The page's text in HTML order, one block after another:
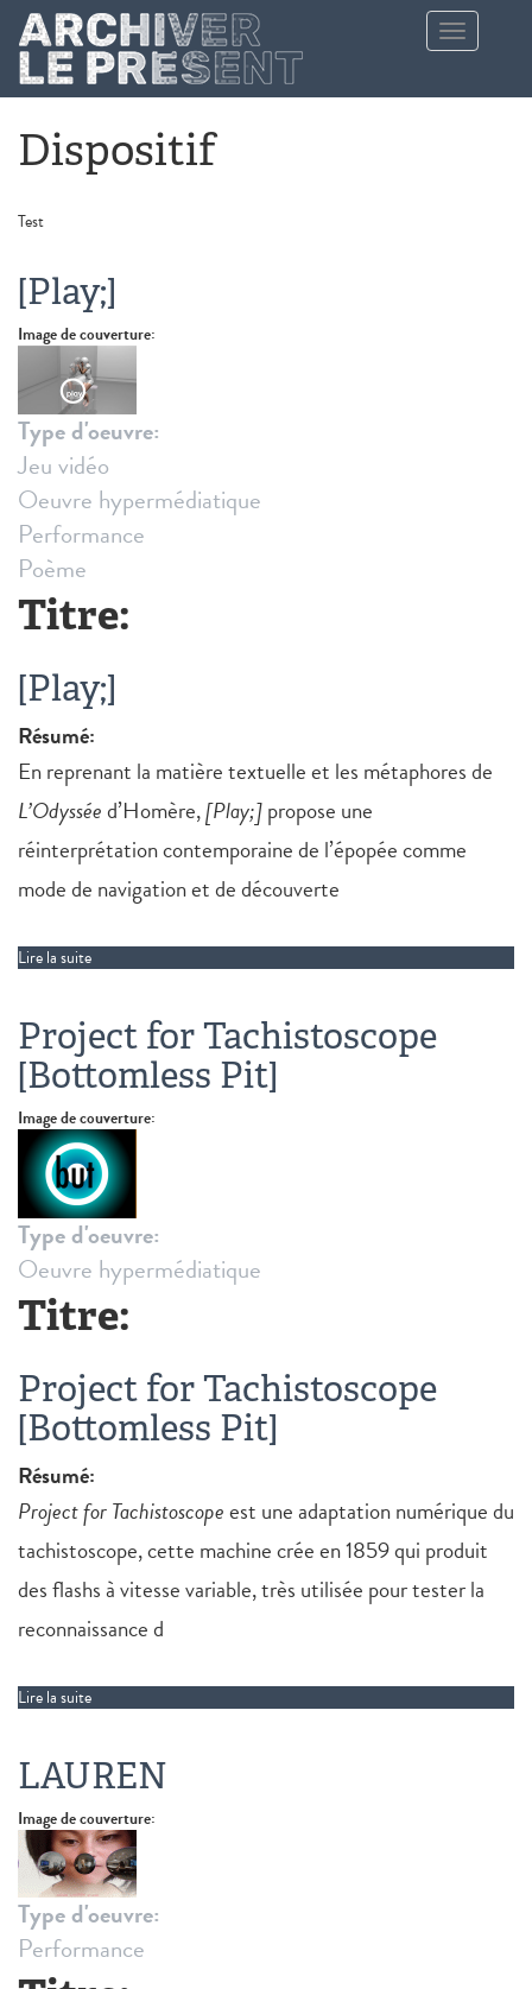
Aller au contenu principal
Toggle
navigation
Dispositif
Test
[Play;]
Image de couverture:
Type d'oeuvre:
Jeu vidéo
Oeuvre hypermédiatique
Performance
Poème
Titre:
[Play;]
Résumé:
En reprenant la matière textuelle et les métaphores de
L’Odysséed’Homère,[Play;]propose une
réinterprétation contemporaine de l’épopée comme
mode de navigation et de découverte
Lire la suite
Project for Tachistoscope
[Bottomless Pit]
Image de couverture:
Type d'oeuvre:
Oeuvre hypermédiatique
Titre:
Project for Tachistoscope
[Bottomless Pit]
Résumé:
Project for Tachistoscopeest une adaptation numérique du
tachistoscope, cette machine crée en 1859 qui produit
des flashs à vitesse variable, très utilisée pour tester la
reconnaissance d
Lire la suite
LAUREN
Image de couverture:
Type d'oeuvre:
Performance